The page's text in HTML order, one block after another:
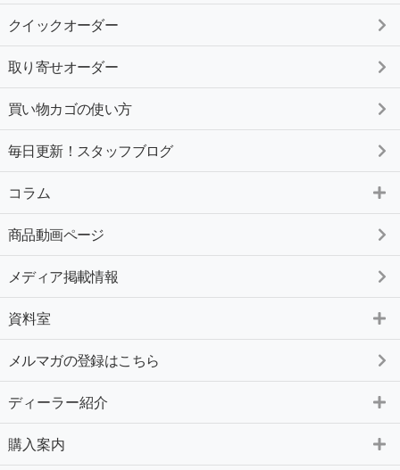
クイックオーダー
取り寄せオーダー
買い物カゴの使い方
毎日更新！スタッフブログ
コラム
商品動画ページ
メディア掲載情報
資料室
メルマガの登録はこちら
ディーラー紹介
購入案内